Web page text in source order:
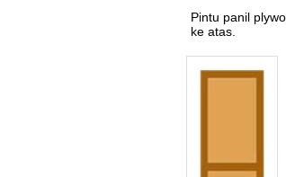
Pintu panil
ke atas.